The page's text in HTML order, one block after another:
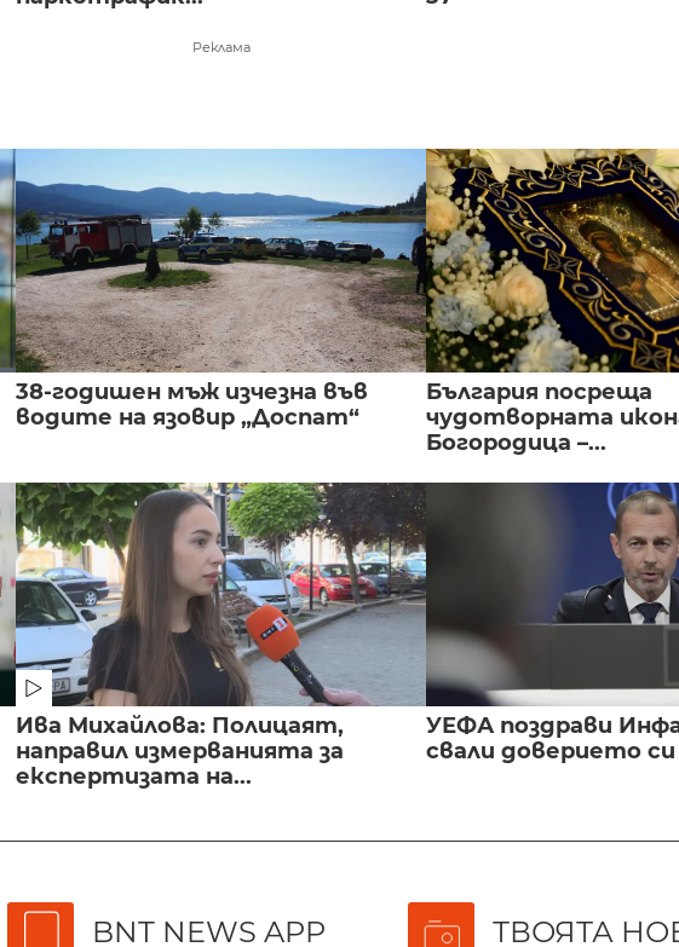
Реклама
38-годишен мъж изчезна във
водите на язовир „Доспат“
България посреща
чудотворната
Богородица –...
Ива Михайлова: Полицаят,
направил измерванията за
експертизата на...
УЕФА поздрави
свали доверието
BNT NEWS APP ТВОЯТА